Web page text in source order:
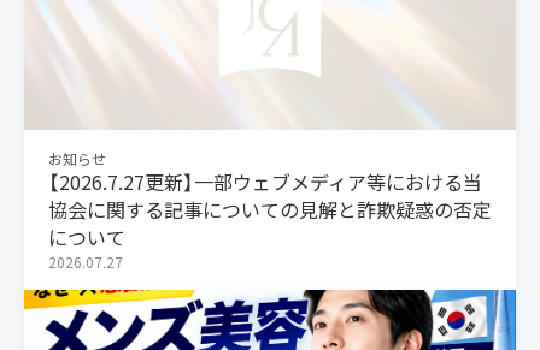
お知らせ
【2026.7.27更新】一部ウェブメディア等における当
協会に関する記事についての見解と詐欺疑惑の否定
について
2026.07.27